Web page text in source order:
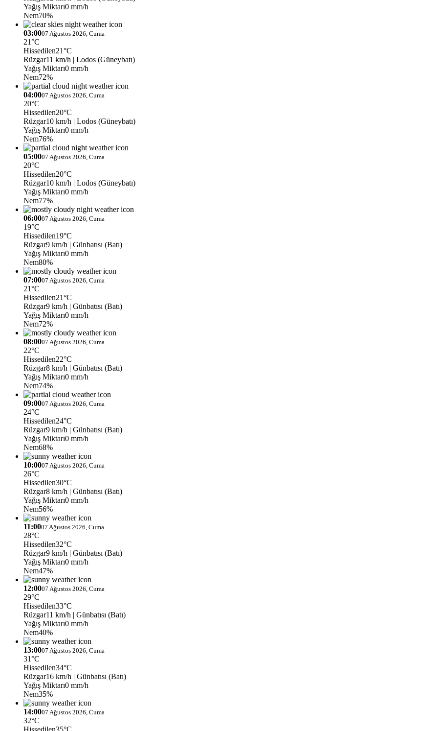
Yağış Miktarı0 mm/h
Nem70%
03:0007 Ağustos 2026, Cuma
21°C
Hissedilen21°C
Rüzgar11 km/h | Lodos (Güneybatı)
Yağış Miktarı0 mm/h
Nem72%
04:0007 Ağustos 2026, Cuma
20°C
Hissedilen20°C
Rüzgar10 km/h | Lodos (Güneybatı)
Yağış Miktarı0 mm/h
Nem76%
05:0007 Ağustos 2026, Cuma
20°C
Hissedilen20°C
Rüzgar10 km/h | Lodos (Güneybatı)
Yağış Miktarı0 mm/h
Nem77%
06:0007 Ağustos 2026, Cuma
19°C
Hissedilen19°C
Rüzgar9 km/h | Günbatısı (Batı)
Yağış Miktarı0 mm/h
Nem80%
07:0007 Ağustos 2026, Cuma
21°C
Hissedilen21°C
Rüzgar9 km/h | Günbatısı (Batı)
Yağış Miktarı0 mm/h
Nem72%
08:0007 Ağustos 2026, Cuma
22°C
Hissedilen22°C
Rüzgar8 km/h | Günbatısı (Batı)
Yağış Miktarı0 mm/h
Nem74%
09:0007 Ağustos 2026, Cuma
24°C
Hissedilen24°C
Rüzgar9 km/h | Günbatısı (Batı)
Yağış Miktarı0 mm/h
Nem68%
10:0007 Ağustos 2026, Cuma
26°C
Hissedilen30°C
Rüzgar8 km/h | Günbatısı (Batı)
Yağış Miktarı0 mm/h
Nem56%
11:0007 Ağustos 2026, Cuma
28°C
Hissedilen32°C
Rüzgar9 km/h | Günbatısı (Batı)
Yağış Miktarı0 mm/h
Nem47%
12:0007 Ağustos 2026, Cuma
29°C
Hissedilen33°C
Rüzgar11 km/h | Günbatısı (Batı)
Yağış Miktarı0 mm/h
Nem40%
13:0007 Ağustos 2026, Cuma
31°C
Hissedilen34°C
Rüzgar16 km/h | Günbatısı (Batı)
Yağış Miktarı0 mm/h
Nem35%
14:0007 Ağustos 2026, Cuma
32°C
Hissedilen35°C